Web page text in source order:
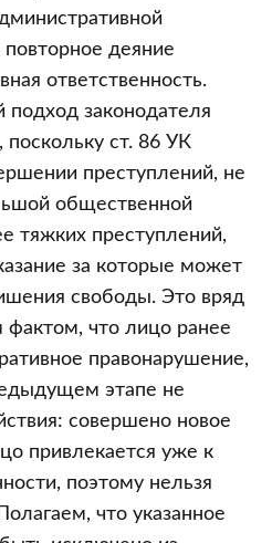
повторное деяние
ответственность.
подход законодателя
ст. 86 УК
преступлений, не
общественной
тяжких преступлений,
за которые может
свободы. Это вряд
фактом, что лицо ранее
правонарушение,
этапе не
совершено новое
привлекается уже к
поэтому нельзя
что указанное